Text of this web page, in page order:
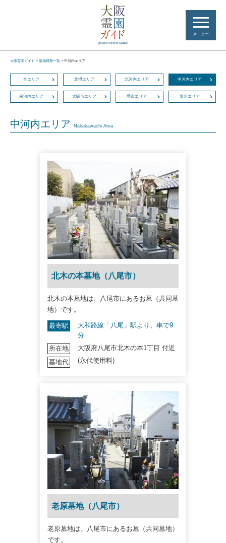
メニュー
大阪霊園ガイド > 墓地情報一覧 > 中河内エリア
全エリア 北摂エリア 北河内エリア 中河内エリア
南河内エリア 大阪市エリア 堺市エリア 泉州エリア
中河内エリア Nakakawachi Area
北木の本墓地（八尾市）
北木の本墓地は、八尾市にあるお墓（共同墓
地）です。
最寄駅
大和路線「八尾」駅より、車で9
分
所在地
大阪府八尾市北木の本1丁目 付近
墓地代
(永代使用料)
老原墓地（八尾市）
老原墓地は、八尾市にあるお墓（共同墓地）
です。